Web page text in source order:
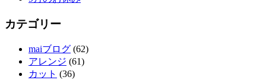
カテゴリー
maiブログ (62)
アレンジ (61)
カット (36)